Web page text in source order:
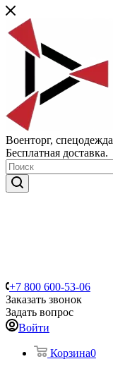
Военторг, спецодежда
Бесплатная доставка.
+7 800 600-53-06
Заказать звонок
Задать вопрос
Войти
Корзина0